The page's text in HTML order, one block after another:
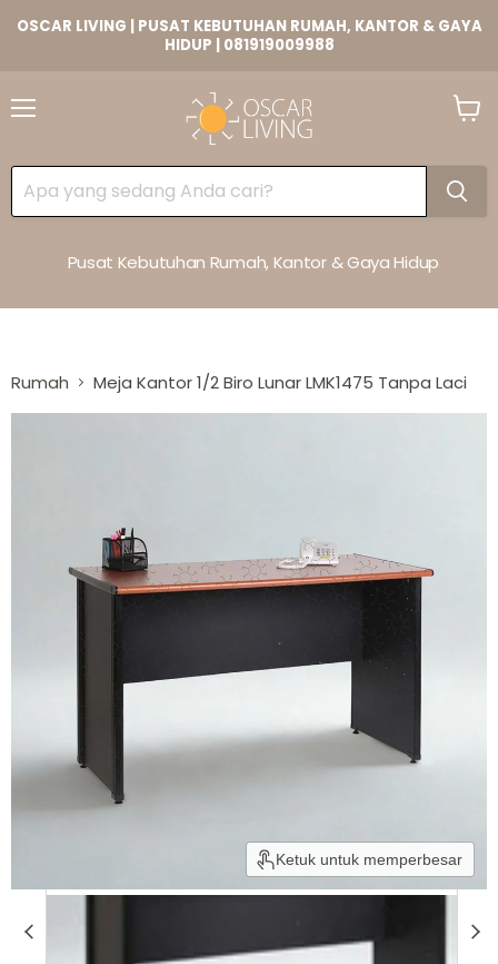
OSCAR LIVING | PUSAT KEBUTUHAN RUMAH, KANTOR & GAYA
HIDUP | 081919009988
Pusat Kebutuhan Rumah, Kantor & Gaya Hidup
Rumah Meja Kantor 1/2 Biro Lunar LMK1475 Tanpa Laci
Ketuk untuk memperbesar